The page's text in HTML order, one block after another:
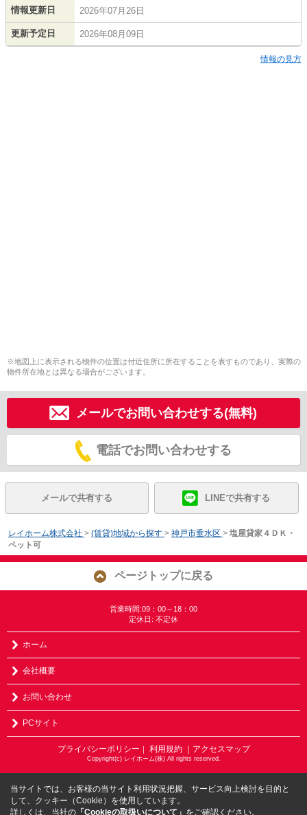
情報更新日 2026年07月26日
更新予定日 2026年08月09日
情報の見方
※地図上に表示される物件の位置は付近住所に所在することを表すものであり、実際の
物件所在地とは異なる場合がございます。
メールでお問い合わせする(無料)
電話でお問い合わせする
メールで共有する LINEで共有する
レイホーム株式会社 > (賃貸)地域から探す > 神戸市垂水区 > 塩屋貸家４ＤＫ・
ペット可
ページトップに戻る
営業時間:09：00～18：00
定休日: 不定休
ホーム
会社概要
お問い合わせ
PCサイト
プライバシーポリシー ｜ 利用規約 ｜アクセスマップ
Copyright(c) レイホーム(株) All rights reserved.
当サイトでは、お客様の当サイト利用状況把握、サービス向上検討を目的と
して、クッキー（Cookie）を使用しています。
詳しくは、当社の 「Cookieの取扱いについて」 をご確認ください。